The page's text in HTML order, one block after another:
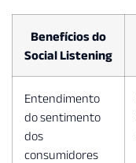
Benefícios do
Social Listening
Entendimento
do sentimento
dos
consumidores